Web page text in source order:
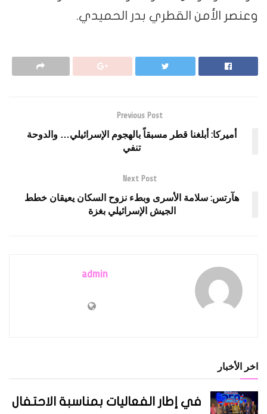
وعنصر الأمن القطري بدر الحميدي.
Previous Post
أميركا: أبلغنا قطر مسبقاً بالهجوم الإسرائيلي… والدوحة
تنفي
Next Post
هآرتس: سلامة الأسرى وبطء نزوح السكان يعيقان خطط
الجيش الإسرائيلي بغزة
admin
اخر الأخبار
في إطار الفعاليات بمناسبة الاحتفال